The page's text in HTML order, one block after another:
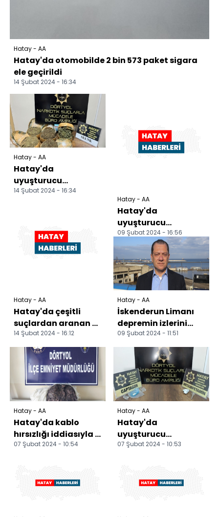
Hatay - AA
Hatay'da otomobilde 2 bin 573 paket sigara
ele geçirildi
14 Şubat 2024 - 16:34
Hatay - AA
Hatay'da
uyuşturucu
operasyonunda 3
14 Şubat 2024 - 16:34
Hatay - AA
Hatay'da çeşitli
suçlardan aranan 23
şüpheliden 7'si
tutuklandı
14 Şubat 2024 - 16:12
Hatay - AA
Hatay'da
uyuşturucu
operasyonunda 1
zanlı tutuklandı
09 Şubat 2024 - 16:56
Hatay - AA
İskenderun Limanı
depremin izlerini
sildi, büyümeye
hazırlanıyor
09 Şubat 2024 - 11:51
Hatay - AA
Hatay'da kablo
hırsızlığı iddiasıyla 1
şüpheli tutuklandı
07 Şubat 2024 - 10:54
Hatay - AA
Hatay'da
uyuşturucu
operasyonunda 2
07 Şubat 2024 - 10:53